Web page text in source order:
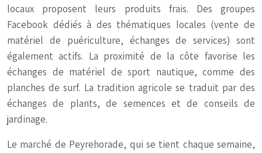
locaux proposent leurs produits frais. Des groupes
Facebook dédiés à des thématiques locales (vente de
matériel de puériculture, échanges de services) sont
également actifs. La proximité de la côte favorise les
échanges de matériel de sport nautique, comme des
planches de surf. La tradition agricole se traduit par des
échanges de plants, de semences et de conseils de
jardinage.
Le marché de Peyrehorade, qui se tient chaque semaine,